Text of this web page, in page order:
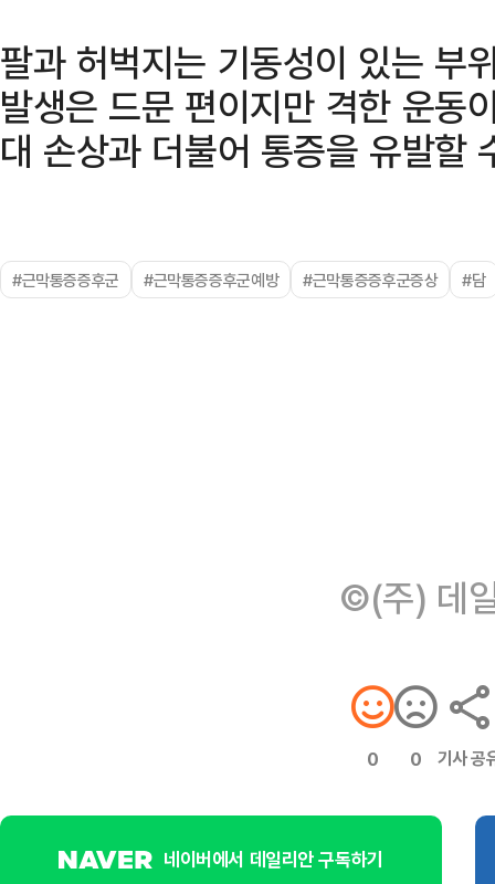
팔과 허벅지는 기동성이 있는 부
발생은 드문 편이지만 격한 운동
대 손상과 더불어 통증을 유발할
#근막통증증후군 #근막통증증후군예방 #근막통증증후군증상 #담
©(주) 데
0 0 기사 공
네이버에서 데일리안 구독하기